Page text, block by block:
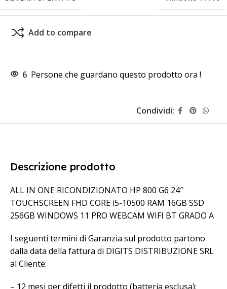
Add to compare
6 Persone che guardano questo prodotto ora !
Condividi:
Descrizione prodotto
ALL IN ONE RICONDIZIONATO HP 800 G6 24″
TOUCHSCREEN FHD CORE i5-10500 RAM 16GB SSD
256GB WINDOWS 11 PRO WEBCAM WIFI BT GRADO A
I seguenti termini di Garanzia sul prodotto partono
dalla data della fattura di DIGITS DISTRIBUZIONE SRL
al Cliente:
– 12 mesi per difetti il prodotto (batteria esclusa);